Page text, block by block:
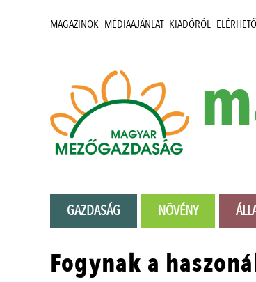
MAGAZINOK MÉDIAAJÁNLAT KIADÓRÓL
GAZDASÁG NÖVÉNY
Fogynak a